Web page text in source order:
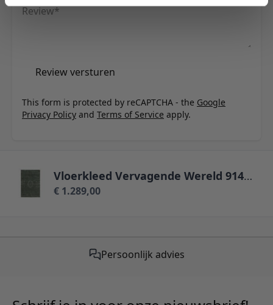
Review
Review versturen
This form is protected by reCAPTCHA - the Google
Privacy Policy and Terms of Service apply.
Vloerkleed Vervagende Wereld 9146 - 240 x 340 cm
€ 1.289,00
Persoonlijk advies
Gratis verzending vanaf €50,-